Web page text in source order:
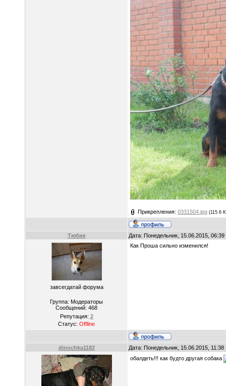
Прикрепления: 0331504.jpg (115.6
Тюбик Дата: Понедельник, 15.06.2015,
завсегдатай форума
Группа: Модераторы
Сообщений: 468
Репутация: 2
Статус: Offline
Как Проша сильно изменился!
dinochka1182 Дата: Понедельник, 15.06.2015,
обалдеть!!! как будто другая собака